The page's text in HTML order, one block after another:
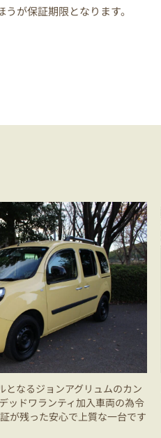
が保証期限となります。
となるジョンアグリュムのカン
ッドワランティ加入車両の為令
が残った安心で上質な一台です